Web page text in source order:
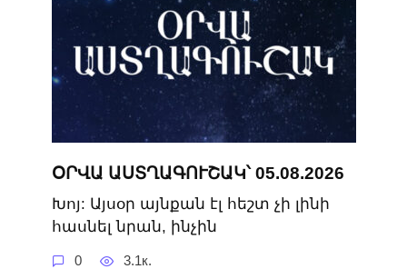
ՕՐՎԱ ԱՍՏՂԱԳՈՒՇԱԿ՝ 05.08.2026
Խոյ: Այսօր այնքան էլ հեշտ չի լինի
հասնել նրան, ինչին
0 3.1к.